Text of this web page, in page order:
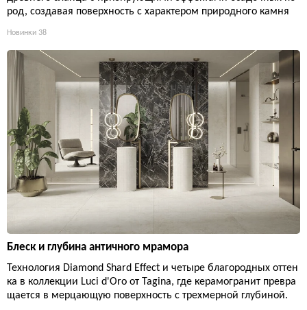
род, создавая поверхность с характером природного камня
Новинки 38
Блеск и глубина античного мрамора
Технология Diamond Shard Effect и четыре благородных оттен
ка в коллекции Luci d'Oro от Tagina, где керамогранит превра
щается в мерцающую поверхность с трехмерной глубиной.